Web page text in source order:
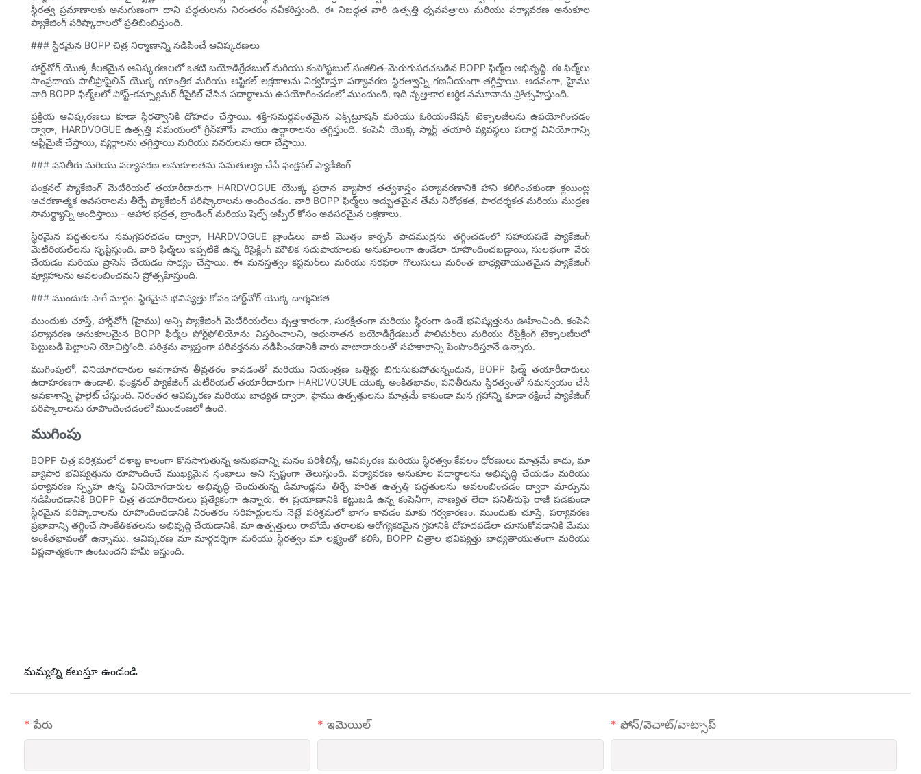
స్థిరత్వ ప్రమాణాలకు అనుగుణంగా దాని పద్ధతులను నిరంతరం నవీకరిస్తుంది. ఈ నిబద్ధత వారి ఉత్పత్తి ధృవపత్రాలు మరియు పర్యావరణ అనుకూల
ప్యాకేజింగ్ పరిష్కారాలలో ప్రతిబింబిస్తుంది.
### స్థిరమైన BOPP చిత్ర నిర్మాణాన్ని నడిపించే ఆవిష్కరణలు
హార్డ్‌వోగ్ యొక్క కీలకమైన ఆవిష్కరణలలో ఒకటి బయోడిగ్రేడబుల్ మరియు కంపోస్టబుల్ సంకలిత-మెరుగుపరచబడిన BOPP ఫిల్మ్‌ల అభివృద్ధి. ఈ ఫిల్మ్‌లు
సాంప్రదాయ పాలీప్రొఫైలిన్ యొక్క యాంత్రిక మరియు ఆప్టికల్ లక్షణాలను నిర్వహిస్తూ పర్యావరణ స్థిరత్వాన్ని గణనీయంగా తగ్గిస్తాయి. అదనంగా, హైము
వారి BOPP ఫిల్మ్‌లలో పోస్ట్-కన్స్యూమర్ రీసైకిల్ చేసిన పదార్థాలను ఉపయోగించడంలో ముందుంది, ఇది వృత్తాకార ఆర్థిక నమూనాను ప్రోత్సహిస్తుంది.
ప్రక్రియ ఆవిష్కరణలు కూడా స్థిరత్వానికి దోహదం చేస్తాయి. శక్తి-సమర్థవంతమైన ఎక్స్‌ట్రూషన్ మరియు ఓరియంటేషన్ టెక్నాలజీలను ఉపయోగించడం
ద్వారా, HARDVOGUE ఉత్పత్తి సమయంలో గ్రీన్‌హౌస్ వాయు ఉద్గారాలను తగ్గిస్తుంది. కంపెనీ యొక్క స్మార్ట్ తయారీ వ్యవస్థలు పదార్థ వినియోగాన్ని
ఆప్టిమైజ్ చేస్తాయి, వ్యర్థాలను తగ్గిస్తాయి మరియు వనరులను ఆదా చేస్తాయి.
### పనితీరు మరియు పర్యావరణ అనుకూలతను సమతుల్యం చేసే ఫంక్షనల్ ప్యాకేజింగ్
ఫంక్షనల్ ప్యాకేజింగ్ మెటీరియల్ తయారీదారుగా HARDVOGUE యొక్క ప్రధాన వ్యాపార తత్వశాస్త్రం పర్యావరణానికి హాని కలిగించకుండా క్లయింట్ల
ఆచరణాత్మక అవసరాలను తీర్చే ప్యాకేజింగ్ పరిష్కారాలను అందించడం. వారి BOPP ఫిల్మ్‌లు అద్భుతమైన తేమ నిరోధకత, పారదర్శకత మరియు ముద్రణ
సామర్థ్యాన్ని అందిస్తాయి - ఆహార భద్రత, బ్రాండింగ్ మరియు షెల్ఫ్ అప్పీల్ కోసం అవసరమైన లక్షణాలు.
స్థిరమైన పద్ధతులను సమగ్రపరచడం ద్వారా, HARDVOGUE బ్రాండ్‌లు వాటి మొత్తం కార్బన్ పాదముద్రను తగ్గించడంలో సహాయపడే ప్యాకేజింగ్
మెటీరియల్‌లను సృష్టిస్తుంది. వారి ఫిల్మ్‌లు ఇప్పటికే ఉన్న రీసైక్లింగ్ మౌలిక సదుపాయాలకు అనుకూలంగా ఉండేలా రూపొందించబడ్డాయి, సులభంగా వేరు
చేయడం మరియు ప్రాసెస్ చేయడం సాధ్యం చేస్తాయి. ఈ మనస్తత్వం కస్టమర్‌లు మరియు సరఫరా గొలుసులు మరింత బాధ్యతాయుతమైన ప్యాకేజింగ్
వ్యూహాలను అవలంబించమని ప్రోత్సహిస్తుంది.
### ముందుకు సాగే మార్గం: స్థిరమైన భవిష్యత్తు కోసం హార్డ్‌వోగ్ యొక్క దార్శనికత
ముందుకు చూస్తే, హార్డ్‌వోగ్ (హైము) అన్ని ప్యాకేజింగ్ మెటీరియల్‌లు వృత్తాకారంగా, సురక్షితంగా మరియు స్థిరంగా ఉండే భవిష్యత్తును ఊహించింది. కంపెనీ
పర్యావరణ అనుకూలమైన BOPP ఫిల్మ్‌ల పోర్ట్‌ఫోలియోను విస్తరించాలని, అధునాతన బయోడిగ్రేడబుల్ పాలిమర్‌లు మరియు రీసైక్లింగ్ టెక్నాలజీలలో
పెట్టుబడి పెట్టాలని యోచిస్తోంది. పరిశ్రమ వ్యాప్తంగా పరివర్తనను నడిపించడానికి వారు వాటాదారులతో సహకారాన్ని పెంపొందిస్తూనే ఉన్నారు.
ముగింపులో, వినియోగదారుల అవగాహన తీవ్రతరం కావడంతో మరియు నియంత్రణ ఒత్తిళ్లు బిగుసుకుపోతున్నందున, BOPP ఫిల్మ్ తయారీదారులు
ఉదాహరణగా ఉండాలి. ఫంక్షనల్ ప్యాకేజింగ్ మెటీరియల్ తయారీదారుగా HARDVOGUE యొక్క అంకితభావం, పనితీరును స్థిరత్వంతో సమన్వయం చేసే
అవకాశాన్ని హైలైట్ చేస్తుంది. నిరంతర ఆవిష్కరణ మరియు బాధ్యత ద్వారా, హైము ఉత్పత్తులను మాత్రమే కాకుండా మన గ్రహాన్ని కూడా రక్షించే ప్యాకేజింగ్
పరిష్కారాలను రూపొందించడంలో ముందంజలో ఉంది.
ముగింపు
BOPP చిత్ర పరిశ్రమలో దశాబ్ద కాలంగా కొనసాగుతున్న అనుభవాన్ని మనం పరిశీలిస్తే, ఆవిష్కరణ మరియు స్థిరత్వం కేవలం ధోరణులు మాత్రమే కాదు, మా
వ్యాపార భవిష్యత్తును రూపొందించే ముఖ్యమైన స్తంభాలు అని స్పష్టంగా తెలుస్తుంది. పర్యావరణ అనుకూల పదార్థాలను అభివృద్ధి చేయడం మరియు
పర్యావరణ స్పృహ ఉన్న వినియోగదారుల అభివృద్ధి చెందుతున్న డిమాండ్లను తీర్చే హరిత ఉత్పత్తి పద్ధతులను అవలంబించడం ద్వారా మార్పును
నడిపించడానికి BOPP చిత్ర తయారీదారులు ప్రత్యేకంగా ఉన్నారు. ఈ ప్రయాణానికి కట్టుబడి ఉన్న కంపెనీగా, నాణ్యత లేదా పనితీరుపై రాజీ పడకుండా
స్థిరమైన పరిష్కారాలను రూపొందించడానికి నిరంతరం సరిహద్దులను నెట్టే పరిశ్రమలో భాగం కావడం మాకు గర్వకారణం. ముందుకు చూస్తే, పర్యావరణ
ప్రభావాన్ని తగ్గించే సాంకేతికతలను అభివృద్ధి చేయడానికి, మా ఉత్పత్తులు రాబోయే తరాలకు ఆరోగ్యకరమైన గ్రహానికి దోహదపడేలా చూసుకోవడానికి మేము
అంకితభావంతో ఉన్నాము. ఆవిష్కరణ మా మార్గదర్శిగా మరియు స్థిరత్వం మా లక్ష్యంతో కలిసి, BOPP చిత్రాల భవిష్యత్తు బాధ్యతాయుతంగా మరియు
విప్లవాత్మకంగా ఉంటుందని హామీ ఇస్తుంది.
మమ్మల్ని కలుస్తూ ఉండండి
పేరు ఇమెయిల్ ఫోన్/వెచాట్/వాట్సాప్